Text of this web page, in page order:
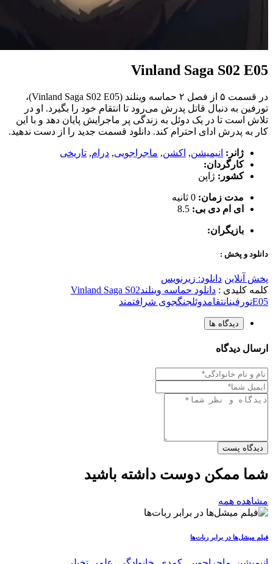
Vinland Saga S02 E05
در قسمت ۵ از فصل ۲ حماسه وینلند (Vinland Saga S02 E05)،
تورفین به دنبال قاتل پدرش می‌رود تا انتقام خود را بگیرد. او در
تلاش است تا در یک دوئل به زندگی پر ماجرایش پایان دهد و با این
کار به پدرش ادای احترام کند. دانلود قسمت جدید را از دست ندهید.
ژانر: انیمیشن, اکشن, ماجراجویی, درام, تاریخی
کارگردان:
کشور: ژاپن
مدت زمان: 0 ثانیه
ای ام دی بی: 8.5
بازیگران:
دانلود و پخش :
پخش آنلاین دانلود: زیرنویس
کلمه کلیدی : دانلود حماسه وینلندVinland Saga S02
E05تورفینانتقامدوئلجنگجوی شرافتمند
دیدگاه ها
ارسال دیدگاه
دیدگاه پست
شما ممکن دوست داشته باشید
مشاهده همه
فیلم میشل‌ها در برابر ربات‌ها